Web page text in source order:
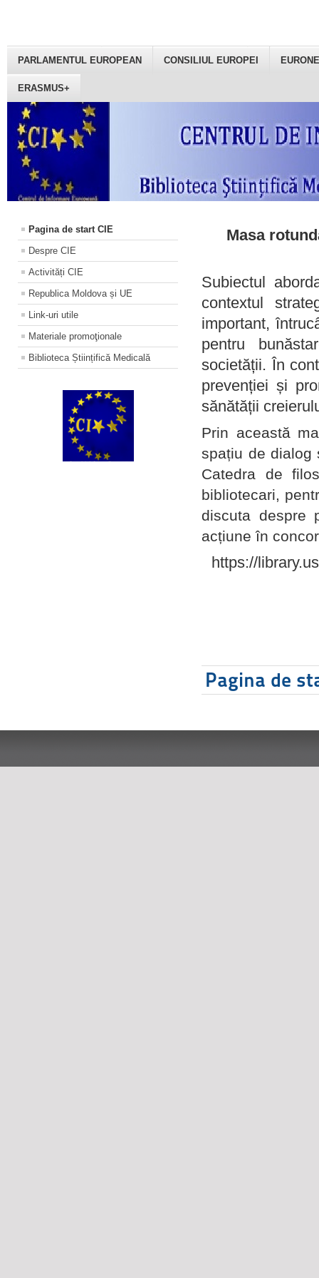
PARLAMENTUL EUROPEAN CONSILIUL EUROPEI
ERASMUS+
Pagina de start CIE
Despre CIE
Activități CIE
Republica Moldova și UE
Link-uri utile
Materiale promoţionale
Biblioteca Științifică Medicală
Masa
Subiectul
contextul
important,
pentru
societății. În
prevenției și
sănătății
Prin această
spațiu de dialog
Catedra de
bibliotecari,
discuta despre
acțiune în
https://
Pagina de